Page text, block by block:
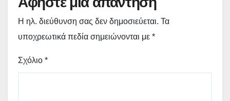
Η ηλ. διεύθυνση σας δεν δημοσιεύεται. Τα
υποχρεωτικά πεδία σημειώνονται με *
Σχόλιο *